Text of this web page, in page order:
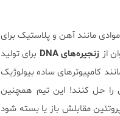
مانند آهن و پلاستیک برای
از زنجیره‌های DNA
برای تولید
کامپیوترهای ساده بیولوژیک
را حل کنند! این تیم همچنین
مقابلش باز یا بسته شود